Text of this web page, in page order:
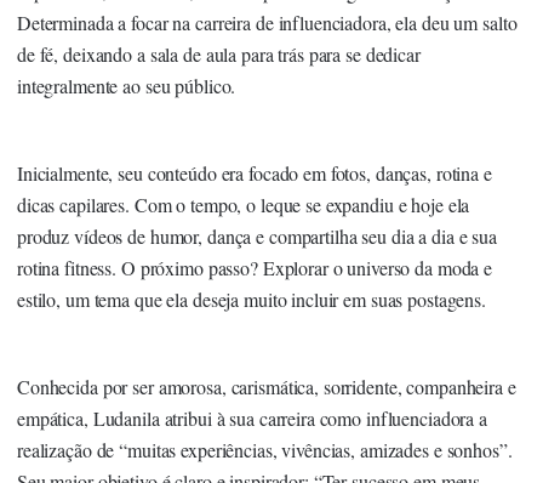
Determinada a focar na carreira de influenciadora, ela deu um salto
de fé, deixando a sala de aula para trás para se dedicar
integralmente ao seu público.
Inicialmente, seu conteúdo era focado em fotos, danças, rotina e
dicas capilares. Com o tempo, o leque se expandiu e hoje ela
produz vídeos de humor, dança e compartilha seu dia a dia e sua
rotina fitness. O próximo passo? Explorar o universo da moda e
estilo, um tema que ela deseja muito incluir em suas postagens.
Conhecida por ser amorosa, carismática, sorridente, companheira e
empática, Ludanila atribui à sua carreira como influenciadora a
realização de “muitas experiências, vivências, amizades e sonhos”.